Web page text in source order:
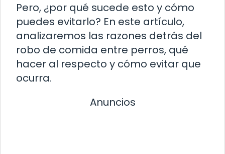
Pero, ¿por qué sucede esto y cómo
puedes evitarlo? En este artículo,
analizaremos las razones detrás del
robo de comida entre perros, qué
hacer al respecto y cómo evitar que
ocurra.
Anuncios